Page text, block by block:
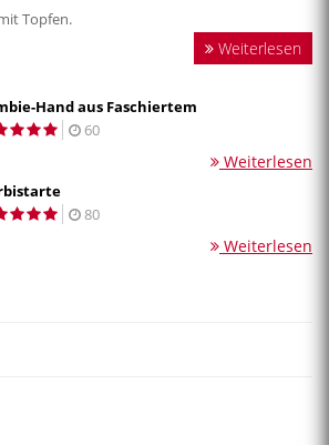
Topfen.
Weiterlesen
Hand aus Faschiertem
60
Weiterlesen
80
Weiterlesen